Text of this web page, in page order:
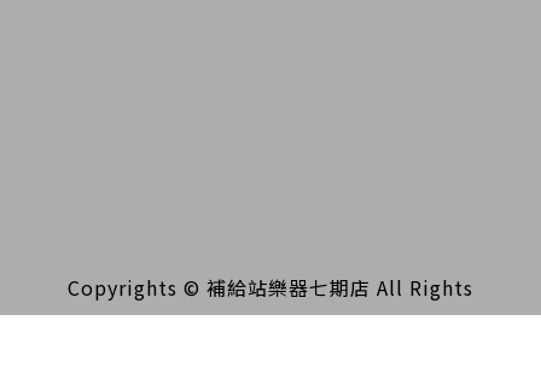
Copyrights © 補給站樂器七期店 All Rights